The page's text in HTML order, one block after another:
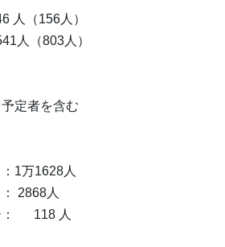
人（156人）
人（803人）
定者を含む
1628人
2868人
： 118 人